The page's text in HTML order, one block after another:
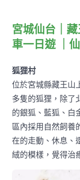
宮城仙台｜
車一日遊 ｜
狐狸村
位於宮城縣藏王山
多隻的狐狸，除了
的銀狐、藍狐、白
區內採用自然飼養
在的走動、休息、
絨的模樣，覺得治